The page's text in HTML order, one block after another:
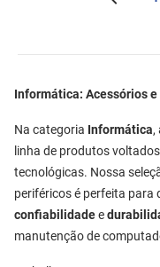
Informática: Acessórios
Na categoria Informática,
linha de produtos
tecnológicas. Nossa
periféricos é perfeita para
confiabilidadee
manutenção de